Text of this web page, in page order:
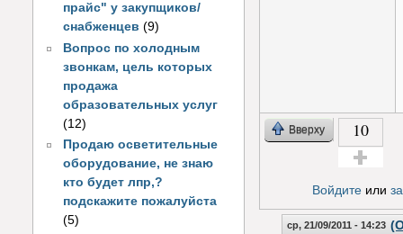
прайс" у закупщиков/
снабженцев (9)
Вопрос по холодным
звонкам, цель которых
продажа
образовательных услуг
(12)
Продаю осветительные
оборудование, не знаю
кто будет лпр,?
подскажите пожалуйста
(5)
Вверху 10
Войдитеили
ср, 21/09/2011 - 14:23